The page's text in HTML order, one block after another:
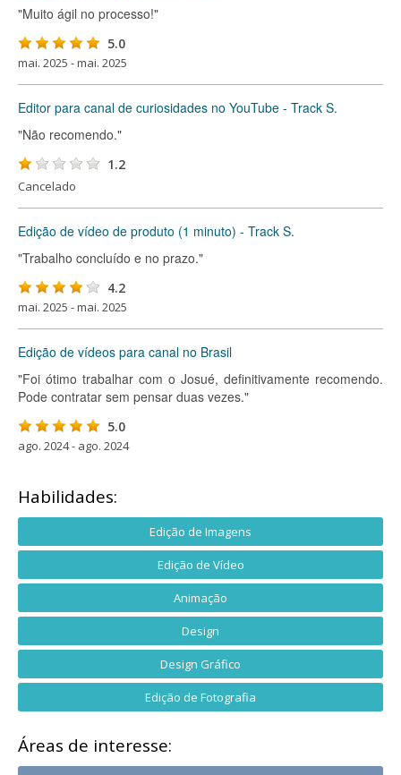
"Muito ágil no processo!"
5.0
mai. 2025 - mai. 2025
Editor para canal de curiosidades no YouTube - Track S.
"Não recomendo."
1.2
Cancelado
Edição de vídeo de produto (1 minuto) - Track S.
"Trabalho concluído e no prazo."
4.2
mai. 2025 - mai. 2025
Edição de vídeos para canal no Brasil
"Foi ótimo trabalhar com o Josué, definitivamente recomendo.
Pode contratar sem pensar duas vezes."
5.0
ago. 2024 - ago. 2024
Habilidades:
Edição de Imagens
Edição de Vídeo
Animação
Design
Design Gráfico
Edição de Fotografia
Áreas de interesse: